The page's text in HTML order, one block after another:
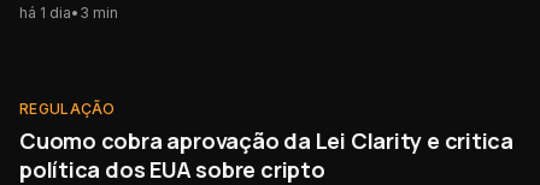
há 1 dia• 3 min
REGULAÇÃO
REGULAÇÃO
Cuomo cobra aprovação da Lei Clarity e critica
política dos EUA sobre cripto